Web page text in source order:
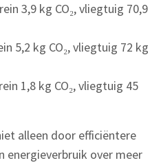
3,9 kg CO₂, vliegtuig 70,9
5,2 kg CO₂, vliegtuig 72 kg
1,8 kg CO₂, vliegtuig 45
alleen door efficiëntere
energieverbruik over meer